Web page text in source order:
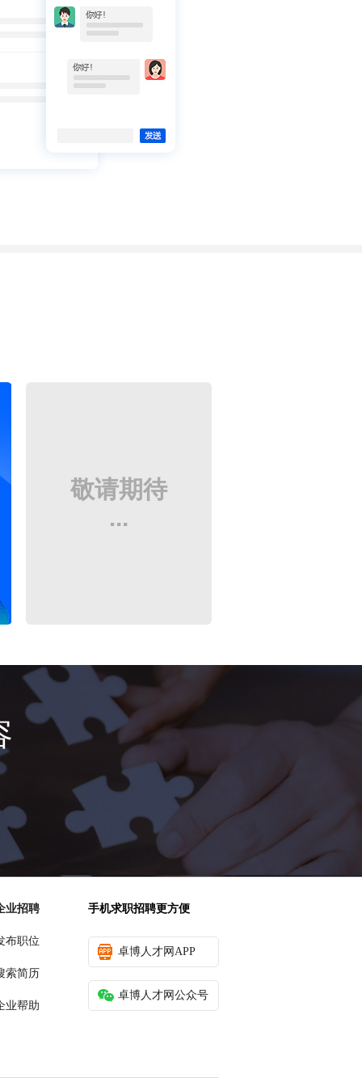
敬请期待
...
业招聘
布职位
索简历
业帮助
手机求职招聘更方便
卓博人才网APP
卓博人才网公众号